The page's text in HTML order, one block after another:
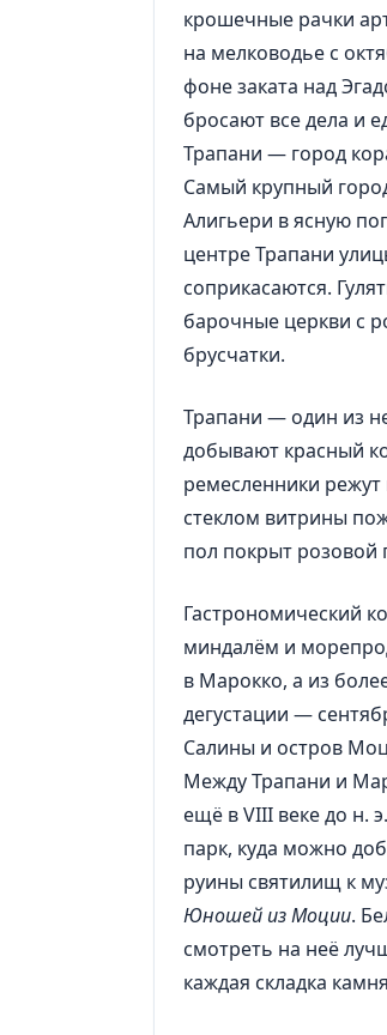
крошечные рачки
на мелководье с
фоне заката над
бросают все дела и
Трапани — город
Самый крупный
Алигьери в ясную
центре Трапани
соприкасаются.
барочные церкви с
брусчатки.
Трапани — один из
добывают красный
ремесленники режут
стеклом витрины
пол покрыт розовой
Гастрономический
миндалём и
в Марокко, а из
дегустации —
Салины и остров
Между Трапани и
ещё в VIII веке до н.
парк, куда можно
руины святилищ к
Юношей из Моции.
смотреть на неё
каждая складка